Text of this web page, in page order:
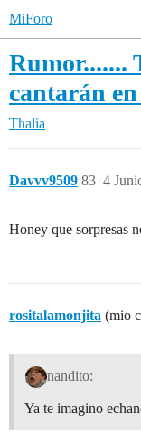
MiForo
Rumor.......
cantarán
Thalía
Davvv9509 4
83
Honey que sorpresas
rositalamonjita (mio
nandito:
Ya te imagino